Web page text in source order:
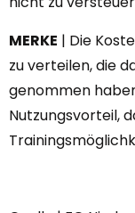
MERKE | Die
zu verteilen, die
genommen
Nutzungsvorteil,